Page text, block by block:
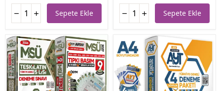
Sepete Ekle Sepete Ekle